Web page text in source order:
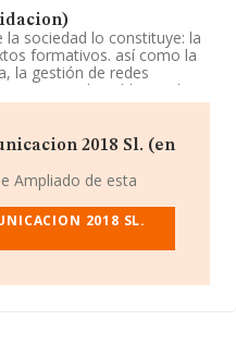
sociedad lo constituye: la
formativos. así como la
la gestión de redes
como de publicista, la
Mercantil como
en mercados
núm. 74 Lo 10, (11500),
Andalucía.
de 4.215 millones de
2018 Sl. (en
Ampliado de esta
2018 SL.